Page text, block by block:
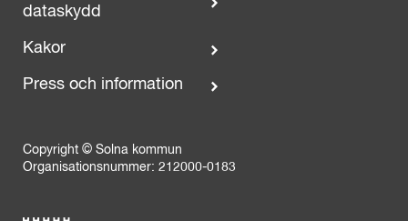
dataskydd
Kakor
Press och information
Copyright © Solna kommun
Organisationsnummer: 212000-0183